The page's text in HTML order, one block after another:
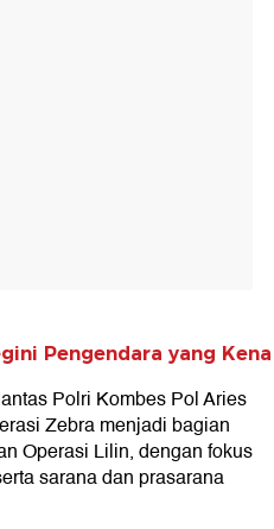
Pengendara yang
Polri Kombes Pol Aries
Zebra menjadi bagian
Operasi Lilin, dengan fokus
sarana dan prasarana